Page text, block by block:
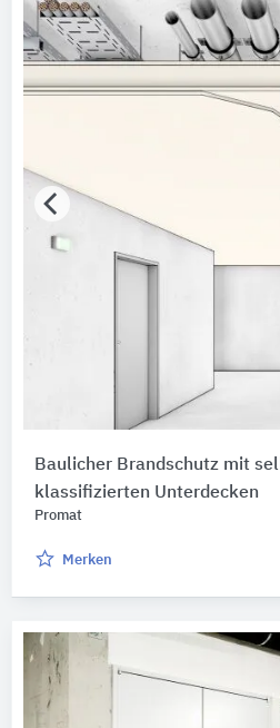
Baulicher Brandschutz mit
klassifizierten Unterdecken
Promat
Merken